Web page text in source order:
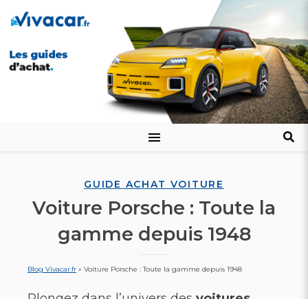
GUIDE ACHAT VOITURE
Voiture Porsche : Toute la
gamme depuis 1948
Blog Vivacar.fr » Voiture Porsche : Toute la gamme depuis 1948